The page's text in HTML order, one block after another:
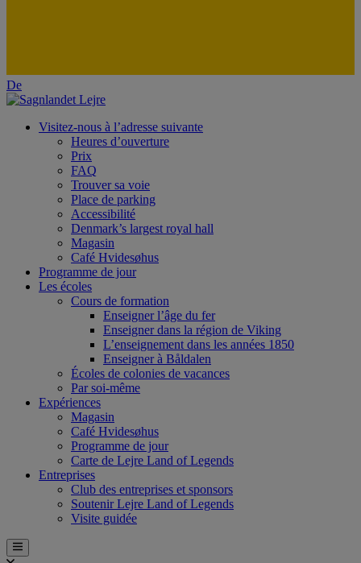
De
Visitez-nous à l’adresse suivante
Heures d’ouverture
Prix
FAQ
Trouver sa voie
Place de parking
Accessibilité
Denmark’s largest royal hall
Magasin
Café Hvidesøhus
Programme de jour
Les écoles
Cours de formation
Enseigner l’âge du fer
Enseigner dans la région de Viking
L’enseignement dans les années 1850
Enseigner à Båldalen
Écoles de colonies de vacances
Par soi-même
Expériences
Magasin
Café Hvidesøhus
Programme de jour
Carte de Lejre Land of Legends
Entreprises
Club des entreprises et sponsors
Soutenir Lejre Land of Legends
Visite guidée